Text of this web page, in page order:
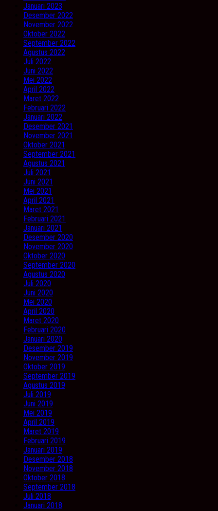
Januari 2023
Desember 2022
November 2022
Oktober 2022
September 2022
Agustus 2022
Juli 2022
Juni 2022
Mei 2022
April 2022
Maret 2022
Februari 2022
Januari 2022
Desember 2021
November 2021
Oktober 2021
September 2021
Agustus 2021
Juli 2021
Juni 2021
Mei 2021
April 2021
Maret 2021
Februari 2021
Januari 2021
Desember 2020
November 2020
Oktober 2020
September 2020
Agustus 2020
Juli 2020
Juni 2020
Mei 2020
April 2020
Maret 2020
Februari 2020
Januari 2020
Desember 2019
November 2019
Oktober 2019
September 2019
Agustus 2019
Juli 2019
Juni 2019
Mei 2019
April 2019
Maret 2019
Februari 2019
Januari 2019
Desember 2018
November 2018
Oktober 2018
September 2018
Juli 2018
Januari 2018